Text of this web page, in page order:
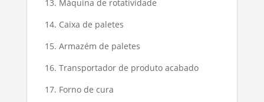
13. Máquina de rotatividade
14. Caixa de paletes
15. Armazém de paletes
16. Transportador de produto acabado
17. Forno de cura